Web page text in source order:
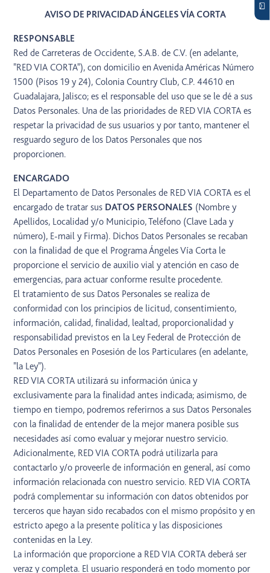
AVISO DE PRIVACIDAD ÁNGELES VÍA CORTA
RESPONSABLE
Red de Carreteras de Occidente, S.A.B. de C.V. (en adelante,
"RED VIA CORTA"), con domicilio en Avenida Américas Número
1500 (Pisos 19 y 24), Colonia Country Club, C.P. 44610 en
Guadalajara, Jalisco; es el responsable del uso que se le dé a sus
Datos Personales. Una de las prioridades de RED VIA CORTA es
respetar la privacidad de sus usuarios y por tanto, mantener el
resguardo seguro de los Datos Personales que nos
proporcionen.
ENCARGADO
El Departamento de Datos Personales de RED VIA CORTA es el
encargado de tratar sus DATOS PERSONALES (Nombre y
Apellidos, Localidad y/o Municipio, Teléfono (Clave Lada y
número), E-mail y Firma). Dichos Datos Personales se recaban
con la finalidad de que el Programa Ángeles Vía Corta le
proporcione el servicio de auxilio vial y atención en caso de
emergencias, para actuar conforme resulte procedente.
El tratamiento de sus Datos Personales se realiza de
conformidad con los principios de licitud, consentimiento,
información, calidad, finalidad, lealtad, proporcionalidad y
responsabilidad previstos en la Ley Federal de Protección de
Datos Personales en Posesión de los Particulares (en adelante,
"la Ley").
RED VIA CORTA utilizará su información única y
exclusivamente para la finalidad antes indicada; asimismo, de
tiempo en tiempo, podremos referirnos a sus Datos Personales
con la finalidad de entender de la mejor manera posible sus
necesidades así como evaluar y mejorar nuestro servicio.
Adicionalmente, RED VIA CORTA podrá utilizarla para
contactarlo y/o proveerle de información en general, así como
información relacionada con nuestro servicio. RED VIA CORTA
podrá complementar su información con datos obtenidos por
terceros que hayan sido recabados con el mismo propósito y en
estricto apego a la presente política y las disposiciones
contenidas en la Ley.
La información que proporcione a RED VIA CORTA deberá ser
veraz y completa. El usuario responderá en todo momento por